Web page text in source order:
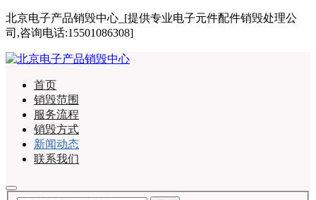
北京电子产品销毁中心_[提供专业电子元件配件销毁处理公
司,咨询电话:15501086308]
首页
销毁范围
服务流程
销毁方式
新闻动态
联系我们